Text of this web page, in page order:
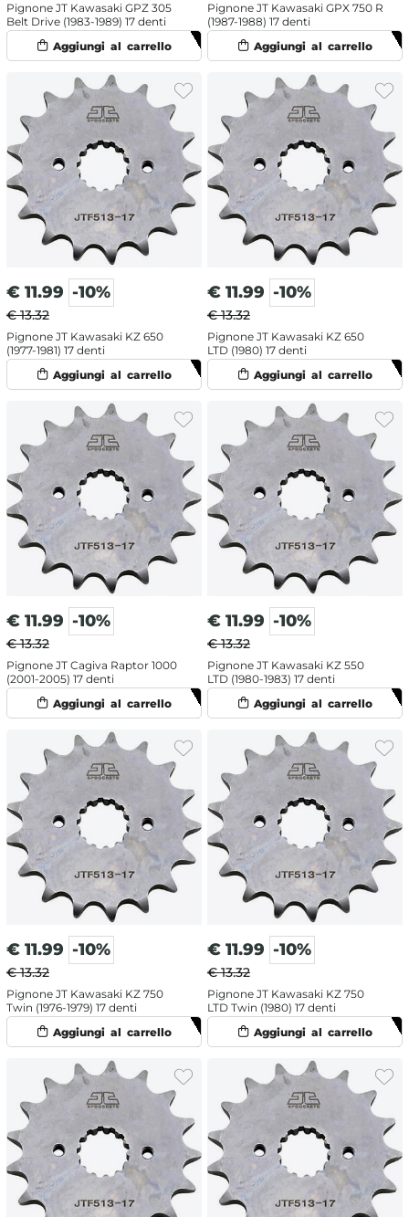
Pignone JT Kawasaki GPZ 305
Belt Drive (1983-1989) 17 denti
Pignone JT Kawasaki GPX 750 R
(1987-1988) 17 denti
€ 11.99 -10%
€ 13.32
Pignone JT Kawasaki KZ 650
(1977-1981) 17 denti
€ 11.99 -10%
€ 13.32
Pignone JT Kawasaki KZ 650
LTD (1980) 17 denti
€ 11.99 -10%
€ 13.32
Pignone JT Cagiva Raptor 1000
(2001-2005) 17 denti
€ 11.99 -10%
€ 13.32
Pignone JT Kawasaki KZ 550
LTD (1980-1983) 17 denti
€ 11.99 -10%
€ 13.32
Pignone JT Kawasaki KZ 750
Twin (1976-1979) 17 denti
€ 11.99 -10%
€ 13.32
Pignone JT Kawasaki KZ 750
LTD Twin (1980) 17 denti